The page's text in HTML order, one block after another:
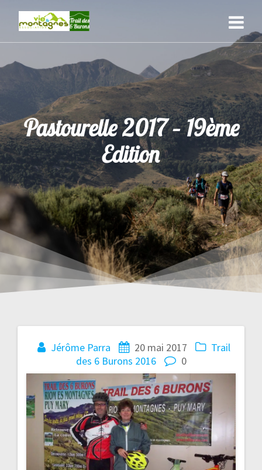
content
Pastourelle 2017 – 19ème
Edition
Jérôme Parra 20 mai 2017
Trail
des 6 Burons 2016
0
Navigation
de
l’article